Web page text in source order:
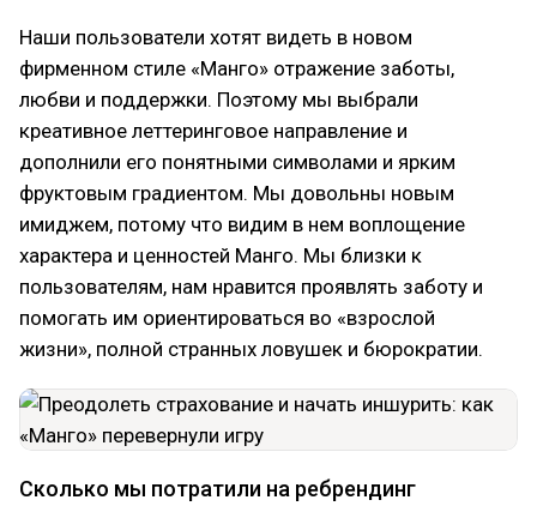
Наши пользователи хотят видеть в новом
фирменном стиле «Манго» отражение заботы,
любви и поддержки. Поэтому мы выбрали
креативное леттеринговое направление и
дополнили его понятными символами и ярким
фруктовым градиентом. Мы довольны новым
имиджем, потому что видим в нем воплощение
характера и ценностей Манго. Мы близки к
пользователям, нам нравится проявлять заботу и
помогать им ориентироваться во «взрослой
жизни», полной странных ловушек и бюрократии.
Сколько мы потратили на ребрендинг